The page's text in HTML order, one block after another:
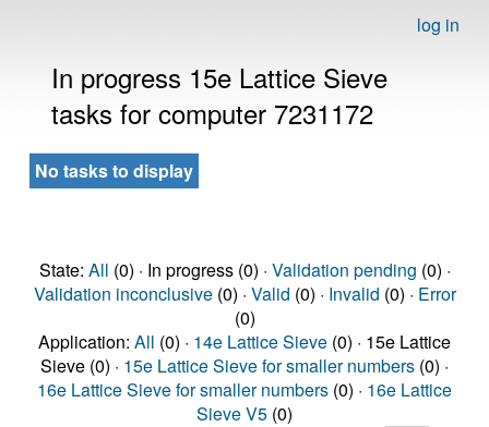
log in
In progress 15e Lattice Sieve
tasks for computer 7231172
No tasks to display
State: All (0) · In progress (0) · Validation pending (0) ·
Validation inconclusive(0) · Valid (0) · Invalid (0) · Error
(0)
Application: All (0) · 14e Lattice Sieve (0) · 15e Lattice
Sieve (0) · 15e Lattice Sieve for smaller numbers (0) ·
16e Lattice Sieve for smaller numbers (0) · 16e Lattice
Sieve V5 (0)